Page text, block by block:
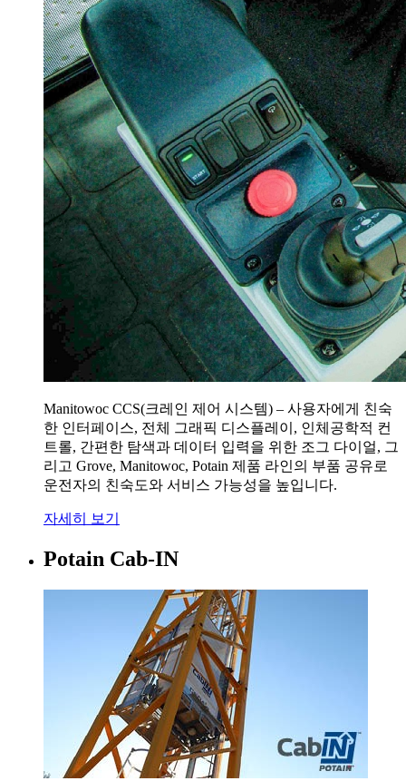
Manitowoc CCS(크레인 제어 시스템) – 사용자에게 친숙
한 인터페이스, 전체 그래픽 디스플레이, 인체공학적 컨
트롤, 간편한 탐색과 데이터 입력을 위한 조그 다이얼, 그
리고 Grove, Manitowoc, Potain 제품 라인의 부품 공유로
운전자의 친숙도와 서비스 가능성을 높입니다.
자세히 보기
Potain Cab-IN